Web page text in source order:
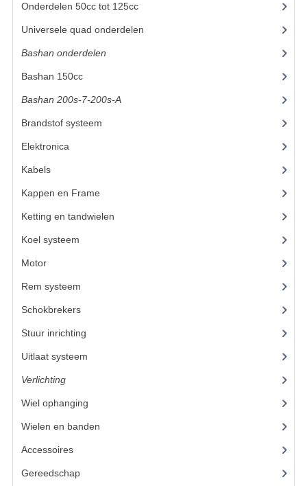
ACCESSOIRES
GEREEDSCHAP
BRANDSTOF SYSTEEM
Onderdelen 50cc tot 125cc(49)
Universele quad onderdelen
Bashan onderdelen
Bashan 150cc(36)
Bashan 200s-7-200s-A(481)
Brandstof systeem
Elektronica
Kabels(8)
Kappen en Frame
Ketting en tandwielen
Koel systeem
Motor(98)
Rem systeem
Schokbrekers(14)
Stuur inrichting
Uitlaat systeem
Verlichting(15)
Wiel ophanging
Wielen en banden
Accessoires(73)
Gereedschap(15)